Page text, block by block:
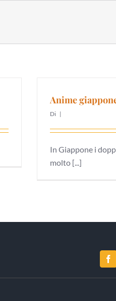
Anime
Di |
In Giappone i
molto [...]